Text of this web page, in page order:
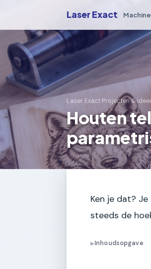
Laser Exact
Laser Exact›Projecten &
Houten
Ken je dat?
steeds de
▶Inhoudsopgave